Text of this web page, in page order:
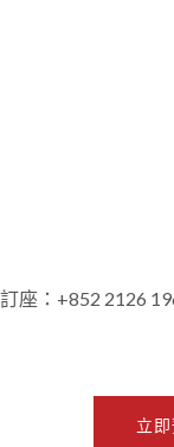
座：+852 2126
立